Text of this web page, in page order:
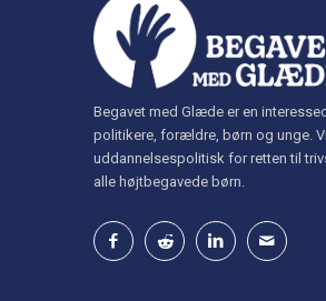
Begavet med Glæde er en
politikere, forældre, børn og unge.
uddannelsespolitisk for retten til
alle højtbegavede børn.